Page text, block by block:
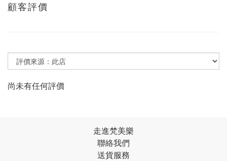
顧客評價
尚未有任何評價
走進梵美樂
聯絡我們
送貨服務